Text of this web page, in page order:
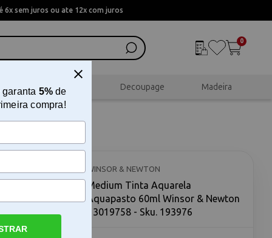
6x sem juros ou ate 12x com juros
0
Scrapbook Decoupage Madeira
60ml
WINSOR & NEWTON
Medium Tinta Aquarela
Aquapasto 60ml Winsor & Newton
- 3019758 - Sku. 193976
garanta 5%de
compra!